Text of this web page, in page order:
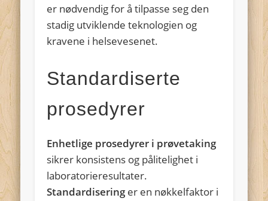
er nødvendig for å tilpasse seg den
stadig utviklende teknologien og
kravene i helsevesenet.
Standardiserte
prosedyrer
Enhetlige prosedyrer i prøvetaking
sikrer konsistens og pålitelighet i
laboratorieresultater.
Standardiseringer en nøkkelfaktor i